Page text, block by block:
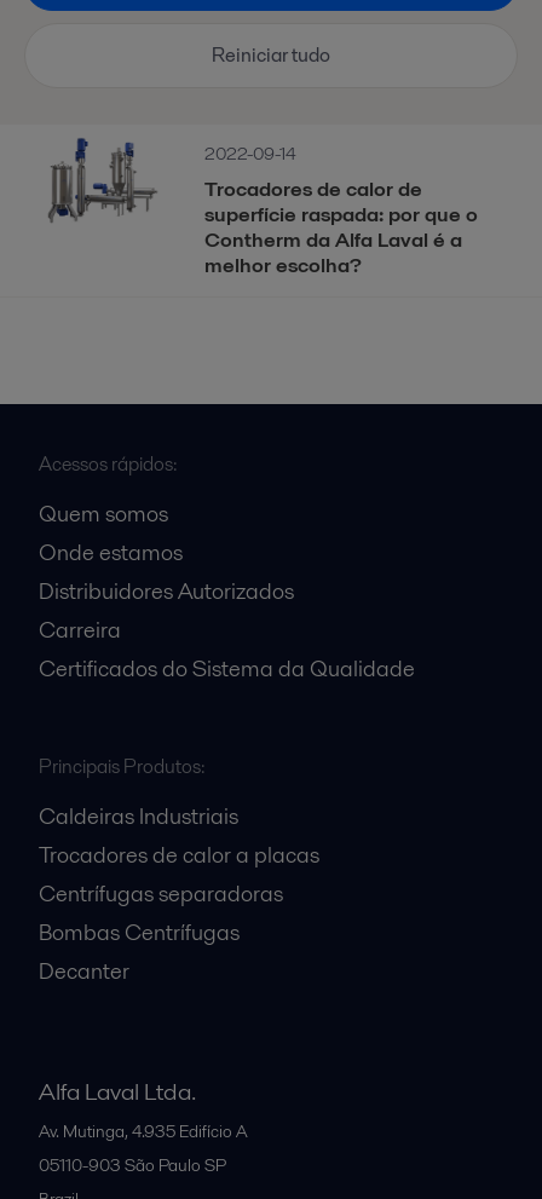
2022-09-14
Trocadores de calor de
superfície raspada: por que o
Contherm da Alfa Laval é a
melhor escolha?
Reiniciar tudo
Acessos rápidos:
Quem somos
Onde estamos
Distribuidores Autorizados
Carreira
Certificados do Sistema da Qualidade
Principais Produtos:
Caldeiras Industriais
Trocadores de calor a placas
Centrífugas separadoras
Bombas Centrífugas
Decanter
Alfa Laval Ltda.
Av. Mutinga, 4.935 Edifício A
05110-903 São Paulo SP